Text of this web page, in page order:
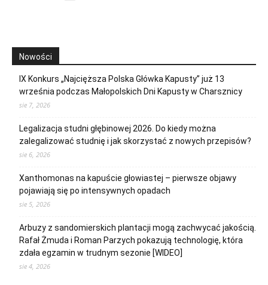
Nowości
IX Konkurs „Najcięższa Polska Główka Kapusty” już 13
września podczas Małopolskich Dni Kapusty w Charsznicy
sie 7, 2026
Legalizacja studni głębinowej 2026. Do kiedy można
zalegalizować studnię i jak skorzystać z nowych przepisów?
sie 6, 2026
Xanthomonas na kapuście głowiastej – pierwsze objawy
pojawiają się po intensywnych opadach
sie 5, 2026
Arbuzy z sandomierskich plantacji mogą zachwycać jakością.
Rafał Żmuda i Roman Parzych pokazują technologię, która
zdała egzamin w trudnym sezonie [WIDEO]
sie 4, 2026